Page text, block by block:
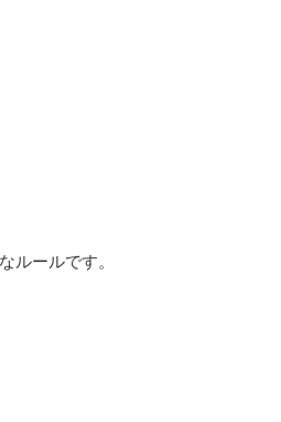
ルールです。